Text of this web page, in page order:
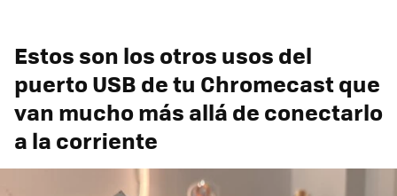
Estos son los otros usos del
puerto USB de tu Chromecast que
van mucho más allá de conectarlo
a la corriente